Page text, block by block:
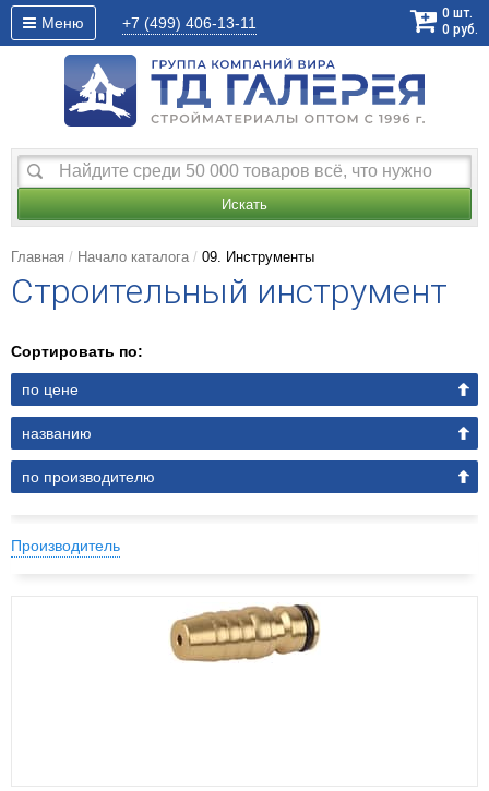
Меню +7 (499) 406-13-11
0 шт.
0 руб.
Искать
Главная Начало каталога 09. Инструменты
Строительный инструмент
Сортировать по:
по цене
названию
по производителю
Производитель